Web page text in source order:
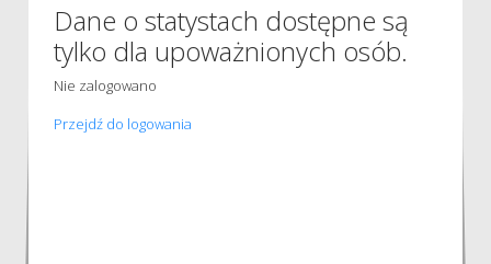
Dane o statystach dostępne są
tylko dla upoważnionych osób.
Nie zalogowano
Przejdź do logowania